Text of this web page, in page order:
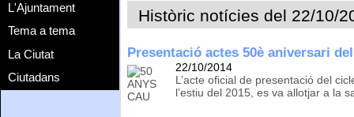
L'Ajuntament
Tema a tema
La Ciutat
Ciutadans
Històric notícies del 22/10/
Presentació actes 50è aniversari
22/10/2014
L’acte oficial de presentació del
l’estiu del 2015, es va allotjar a la